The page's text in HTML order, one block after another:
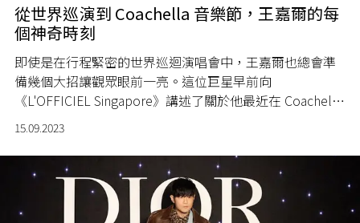
從世界巡演到 Coachella 音樂節，王嘉爾的每
個神奇時刻
即使是在行程緊密的世界巡迴演唱會中，王嘉爾也總會準
備幾個大招讓觀眾眼前一亮。這位巨星早前向
《L'OFFICIEL Singapore》講述了關於他最近在 Coachella
音樂節的演出、在 2023 年 F1 新加坡大獎賽上的亮相，以
及他接下來將給大家帶來的驚喜。
15.09.2023